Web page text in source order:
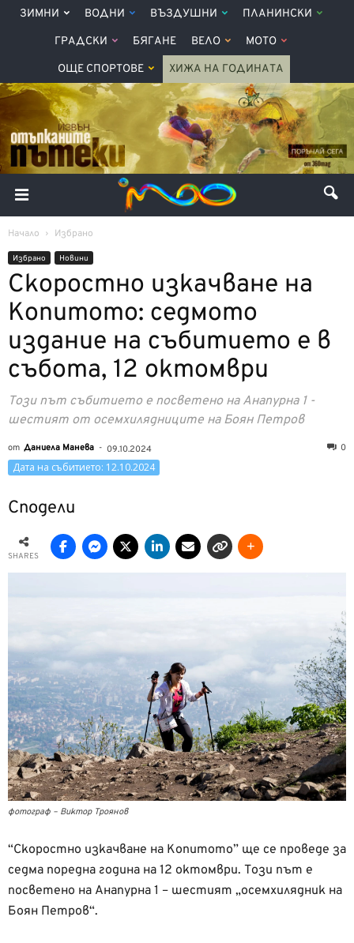
ЗИМНИ ВОДНИ ВЪЗДУШНИ ПЛАНИНСКИ
ГРАДСКИ БЯГАНЕ ВЕЛО МОТО
ОЩЕ СПОРТОВЕ ХИЖА НА ГОДИНАТА
Начало Избрано
Избрано Новини
Скоростно изкачване на
Копитото: седмото
издание на събитието е в
събота, 12 октомври
Този път събитието е посветено на Анапурна 1 -
шестият от осемхилядниците на Боян Петров
от Даниела Манева - 09.10.2024 0
Дата на събитието: 12.10.2024
Сподели
SHARES
фотограф – Виктор Троянов
“Скоростно изкачване на Копитото” ще се проведе за
седма поредна година на 12 октомври. Този път е
посветено на Анапурна 1 – шестият „осемхилядник на
Боян Петров“.